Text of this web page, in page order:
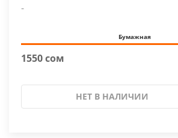
-
Бумажная
1550 сом
НЕТ В НАЛИЧИИ